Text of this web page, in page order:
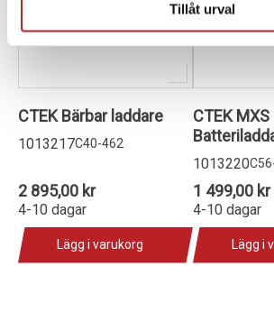
Tillåt urval
CTEK Bärbar laddare
1013217C40-462
2 895,00 kr
4-10 dagar
Lägg i varukorg
CTEK MXS
1013220
1 499,00 kr
4-10 dagar
Lägg i